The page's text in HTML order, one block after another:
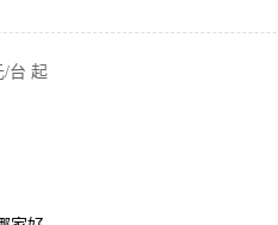
/台 起